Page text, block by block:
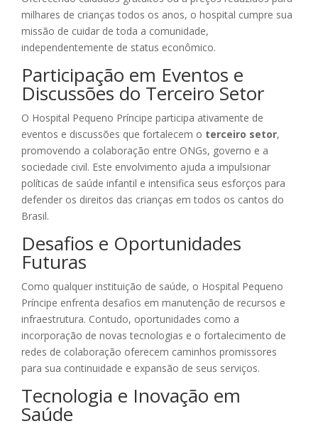
milhares de crianças todos os anos, o hospital cumpre sua
missão de cuidar de toda a comunidade,
independentemente de status econômico.
Participação em Eventos e
Discussões do Terceiro Setor
O Hospital Pequeno Príncipe participa ativamente de
eventos e discussões que fortalecem o terceiro setor,
promovendo a colaboração entre ONGs, governo e a
sociedade civil. Este envolvimento ajuda a impulsionar
políticas de saúde infantil e intensifica seus esforços para
defender os direitos das crianças em todos os cantos do
Brasil.
Desafios e Oportunidades
Futuras
Como qualquer instituição de saúde, o Hospital Pequeno
Príncipe enfrenta desafios em manutenção de recursos e
infraestrutura. Contudo, oportunidades como a
incorporação de novas tecnologias e o fortalecimento de
redes de colaboração oferecem caminhos promissores
para sua continuidade e expansão de seus serviços.
Tecnologia e Inovação em
Saúde